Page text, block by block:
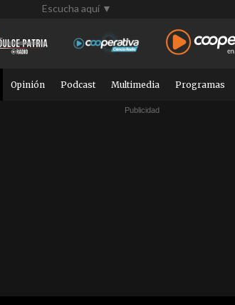
Escucha aquí ▼
Opinión Podcast Multimedia Programas